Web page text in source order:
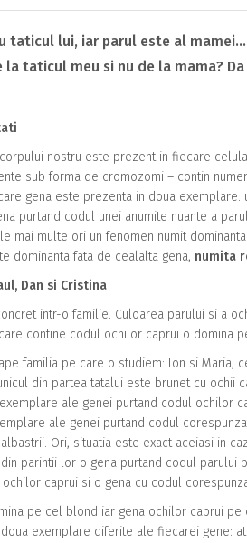
taticul lui, iar parul este al
taticul meu si nu de la mama?
nostru este prezent in fiecare
sub forma de cromozomi – contin
gena este prezenta in doua
purtand codul unei anumite nuante a
mai multe ori un fenomen numit
dominanta fata de cealalta gena, numita
Dan si Cristina
intr-o familie. Culoarea parului si a
contine codul ochilor caprui o domina
familia pe care o studiem: Ion si Maria,
din partea tatalui este brunet cu
ale genei purtand codul ochilor
ale genei purtand codul
Ori, situatia este exact aceiasi in
parintii lor o gena purtand codul parului
caprui si o gena cu codul
pe cel blond iar gena ochilor caprui
exemplare diferite ale fiecarei gene: